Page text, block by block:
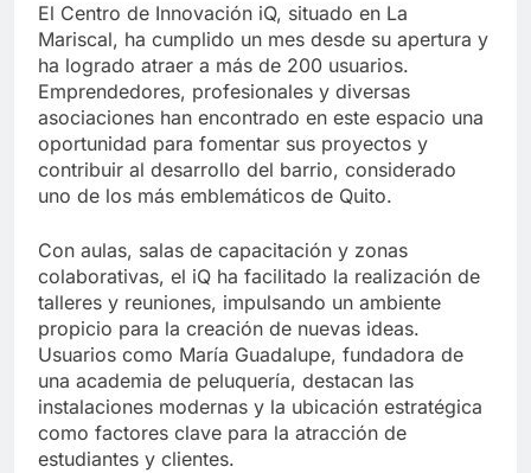
El Centro de Innovación iQ, situado en La
Mariscal, ha cumplido un mes desde su apertura y
ha logrado atraer a más de 200 usuarios.
Emprendedores, profesionales y diversas
asociaciones han encontrado en este espacio una
oportunidad para fomentar sus proyectos y
contribuir al desarrollo del barrio, considerado
uno de los más emblemáticos de Quito.
Con aulas, salas de capacitación y zonas
colaborativas, el iQ ha facilitado la realización de
talleres y reuniones, impulsando un ambiente
propicio para la creación de nuevas ideas.
Usuarios como María Guadalupe, fundadora de
una academia de peluquería, destacan las
instalaciones modernas y la ubicación estratégica
como factores clave para la atracción de
estudiantes y clientes.